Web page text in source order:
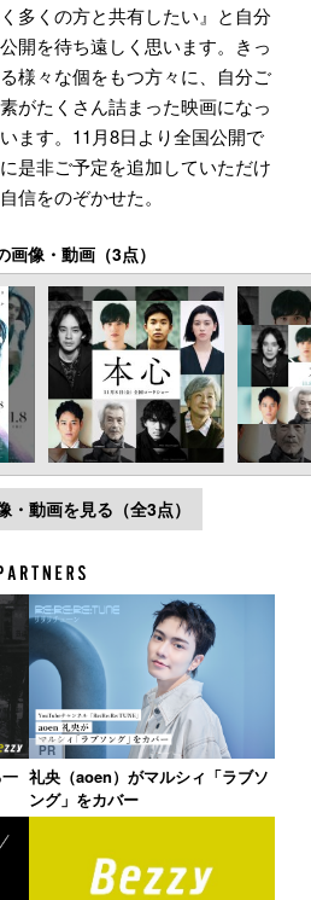
多くの方と共有したい』と自分
開を待ち遠しく思います。きっ
様々な個をもつ方々に、自分ご
がたくさん詰まった映画になっ
ます。11月8日より全国公開で
是非ご予定を追加していただけ
信をのぞかせた。
画像・動画（3点）
・動画を見る（全3点）
PR
礼央（aoen）がマルシィ「ラブソ
ング」をカバー